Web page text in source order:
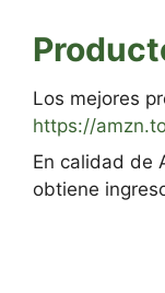
Los mejores
https://
En calidad de
obtiene